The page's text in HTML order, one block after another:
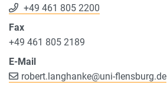
+49 461 805 2200
Fax
+49 461 805 2189
E-Mail
robert.langhanke@uni-flensburg.de